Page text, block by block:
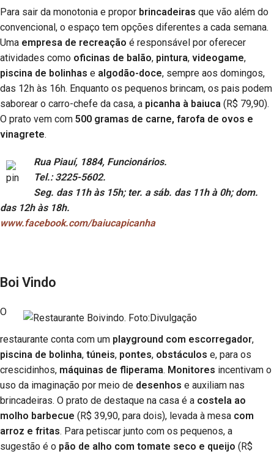
Para sair da monotonia e propor brincadeiras que vão além do
convencional, o espaço tem opções diferentes a cada semana.
Uma empresa de recreação é responsável por oferecer
atividades como oficinas de balão, pintura, videogame,
piscina de bolinhas e algodão-doce, sempre aos domingos,
das 12h às 16h. Enquanto os pequenos brincam, os pais podem
saborear o carro-chefe da casa, a picanha à baiuca (R$ 79,90).
O prato vem com 500 gramas de carne, farofa de ovos e
vinagrete.
Rua Piauí, 1884, Funcionários.
Tel.: 3225-5602.
Seg. das 11h às 15h; ter. a sáb. das 11h à 0h; dom.
das 12h às 18h.
www.facebook.com/baiucapicanha
Boi Vindo
O
restaurante conta com um playground com escorregador,
piscina de bolinha, túneis, pontes, obstáculos e, para os
crescidinhos, máquinas de fliperama. Monitores incentivam o
uso da imaginação por meio de desenhos e auxiliam nas
brincadeiras. O prato de destaque na casa é a costela ao
molho barbecue (R$ 39,90, para dois), levada à mesa com
arroz e fritas. Para petiscar junto com os pequenos, a
sugestão é o pão de alho com tomate seco e queijo (R$